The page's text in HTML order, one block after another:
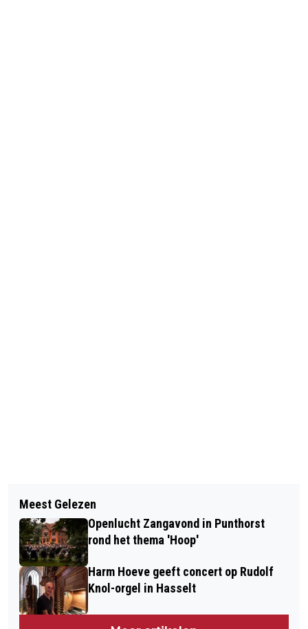
ONDERNEMERS EN GEMEENTE
WERKEN AAN BULLINGERSLAG 2
INSCHRIJVING JUBILEUMEDITIE
HUTTENDORP STAPHORST SLUIT
BIJNA
Meest Gelezen
Openlucht Zangavond in Punthorst
rond het thema 'Hoop'
Harm Hoeve geeft concert op Rudolf
Knol-orgel in Hasselt